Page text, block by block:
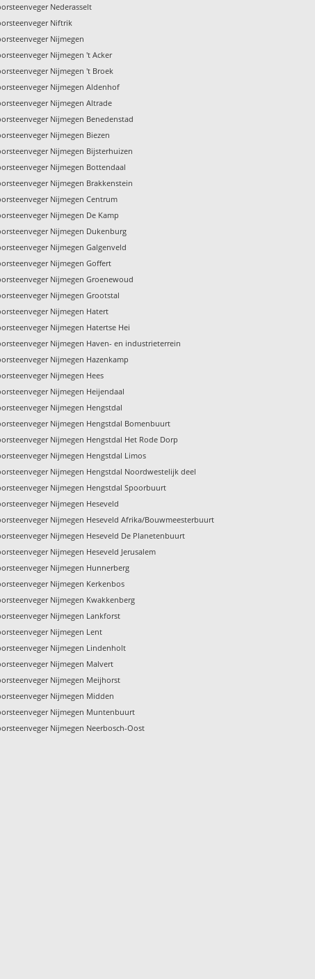
Nederasselt
Niftrik
Nijmegen
Nijmegen 't Acker
Nijmegen 't Broek
Nijmegen Aldenhof
Nijmegen Altrade
Nijmegen Benedenstad
Nijmegen Biezen
Nijmegen Bijsterhuizen
Nijmegen Bottendaal
Nijmegen Brakkenstein
Nijmegen Centrum
Nijmegen De Kamp
Nijmegen Dukenburg
Nijmegen Galgenveld
Nijmegen Goffert
Nijmegen Groenewoud
Nijmegen Grootstal
Nijmegen Hatert
Nijmegen Hatertse Hei
Nijmegen Haven- en industrieterrein
Nijmegen Hazenkamp
Nijmegen Hees
Nijmegen Heijendaal
Nijmegen Hengstdal
Nijmegen Hengstdal Bomenbuurt
Nijmegen Hengstdal Het Rode Dorp
Nijmegen Hengstdal Limos
Nijmegen Hengstdal Noordwestelijk deel
Nijmegen Hengstdal Spoorbuurt
Nijmegen Heseveld
Nijmegen Heseveld Afrika/Bouwmeesterbuurt
Nijmegen Heseveld De Planetenbuurt
Nijmegen Heseveld Jerusalem
Nijmegen Hunnerberg
Nijmegen Kerkenbos
Nijmegen Kwakkenberg
Nijmegen Lankforst
Nijmegen Lent
Nijmegen Lindenholt
Nijmegen Malvert
Nijmegen Meijhorst
Nijmegen Midden
Nijmegen Muntenbuurt
Nijmegen Neerbosch-Oost